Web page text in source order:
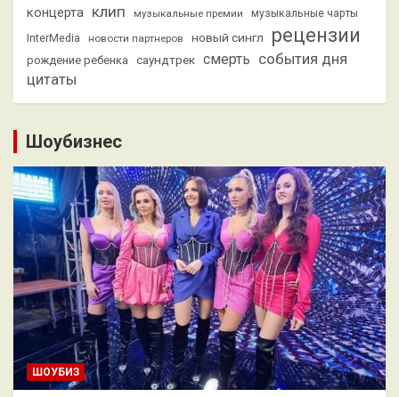
концерта клип музыкальные премии
музыкальные чарты
InterMedia
новости партнеров новый сингл рецензии
рождение ребенка саундтрек смерть события дня
цитаты
Шоубизнес
ШОУБИЗ